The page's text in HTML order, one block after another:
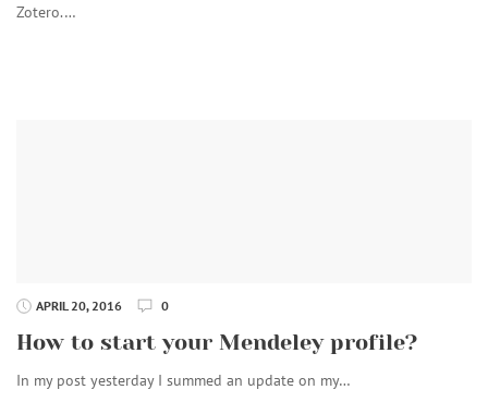
Zotero.…
APRIL 20, 2016 0
How to start your Mendeley profile?
In my post yesterday I summed an update on my…